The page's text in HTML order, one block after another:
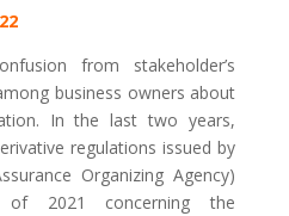
from stakeholder’s
business owners about
In the last two years,
regulations issued by
Organizing Agency)
2021 concerning the